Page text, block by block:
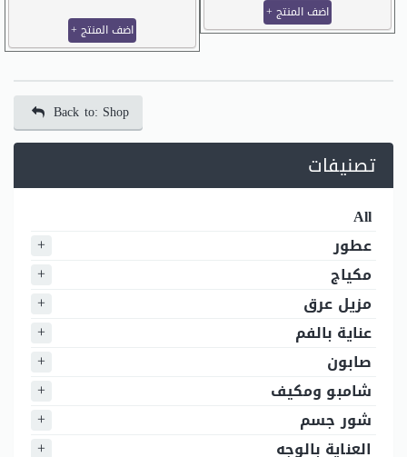
+ اضف المنتج
+ اضف المنتج
Back to: Shop
تصنيفات
All
عطور
مكياج
مزيل عرق
عناية بالفم
صابون
شامبو ومكيف
شور جسم
العناية بالوجه